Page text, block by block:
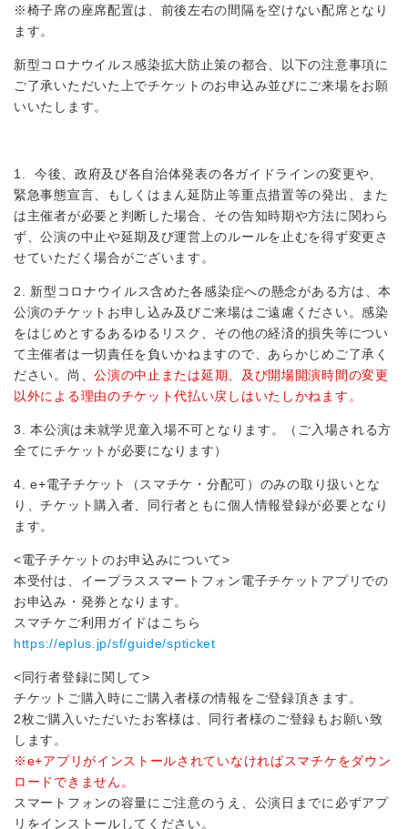
※椅子席の座席配置は、前後左右の間隔を空けない配席となり
ます。
新型コロナウイルス感染拡大防止策の都合、以下の注意事項に
ご了承いただいた上でチケットのお申込み並びにご来場をお願
いいたします。
1. 今後、政府及び各自治体発表の各ガイドラインの変更や、
緊急事態宣言、もしくはまん延防止等重点措置等の発出、また
は主催者が必要と判断した場合、その告知時期や方法に関わら
ず、公演の中止や延期及び運営上のルールを止むを得ず変更さ
せていただく場合がございます。
2. 新型コロナウイルス含めた各感染症への懸念がある方は、本
公演のチケットお申し込み及びご来場はご遠慮ください。感染
をはじめとするあるゆるリスク、その他の経済的損失等につい
て主催者は一切責任を負いかねますので、あらかじめご了承く
ださい。尚、公演の中止または延期、及び開場開演時間の変更
以外による理由のチケット代払い戻しはいたしかねます。
3. 本公演は未就学児童入場不可となります。（ご入場される方
全てにチケットが必要になります）
4. e+電子チケット（スマチケ・分配可）のみの取り扱いとな
り、チケット購入者、同行者ともに個人情報登録が必要となり
ます。
<電子チケットのお申込みについて>
本受付は、イープラススマートフォン電子チケットアプリでの
お申込み・発券となります。
スマチケご利用ガイドはこちら
https://eplus.jp/sf/guide/spticket
<同行者登録に関して>
チケットご購入時にご購入者様の情報をご登録頂きます。
2枚ご購入いただいたお客様は、同行者様のご登録もお願い致
します。
※e+アプリがインストールされていなければスマチケをダウン
ロードできません。
スマートフォンの容量にご注意のうえ、公演日までに必ずアプ
リをインストールしてください。